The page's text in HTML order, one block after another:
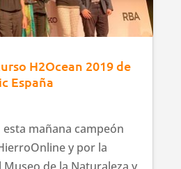
H2Ocean 2019 de
España
mañana campeón
y por la